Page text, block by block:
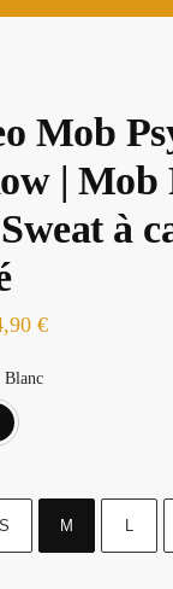
Mob
| Mob
à
€
Blanc
S M L